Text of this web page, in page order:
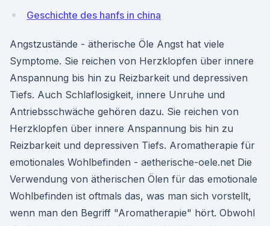
Geschichte des hanfs in china
Angstzustände - ätherische Öle Angst hat viele
Symptome. Sie reichen von Herzklopfen über innere
Anspannung bis hin zu Reizbarkeit und depressiven
Tiefs. Auch Schlaflosigkeit, innere Unruhe und
Antriebsschwäche gehören dazu. Sie reichen von
Herzklopfen über innere Anspannung bis hin zu
Reizbarkeit und depressiven Tiefs. Aromatherapie für
emotionales Wohlbefinden - aetherische-oele.net Die
Verwendung von ätherischen Ölen für das emotionale
Wohlbefinden ist oftmals das, was man sich vorstellt,
wenn man den Begriff "Aromatherapie" hört. Obwohl